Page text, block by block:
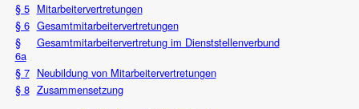
§ 5 Mitarbeitervertretungen
§ 6 Gesamtmitarbeitervertretungen
§
6a
Gesamtmitarbeitervertretung im Dienststellenverbund
§ 7 Neubildung von Mitarbeitervertretungen
§ 8 Zusammensetzung